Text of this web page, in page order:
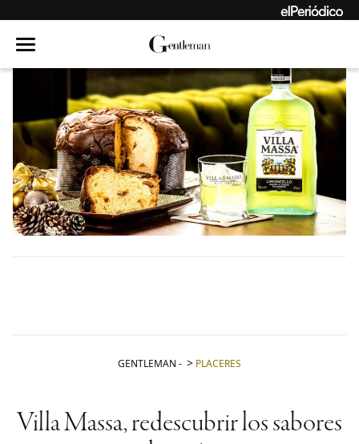
GENTLEMAN - PLACERES
Villa Massa, redescubrir los sabores